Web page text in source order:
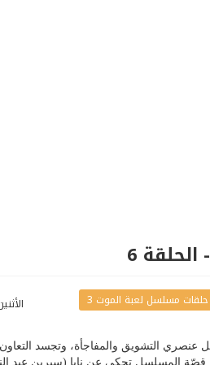
مسلسل لعبة الموت 3 الأثنين 15/07/
عنصري التشويق والمفاجأة، وتجسد التعاون
المسلسل تحكي عن نايا (سيرين عبد